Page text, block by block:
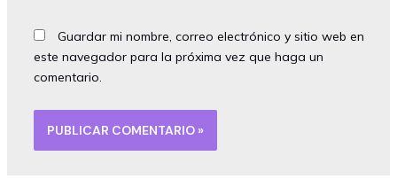
Guardar mi nombre, correo electrónico y sitio web en
este navegador para la próxima vez que haga un
comentario.